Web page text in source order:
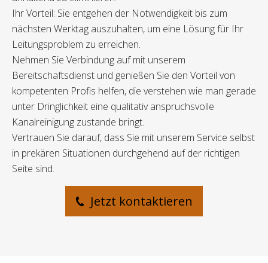
Ihr Vorteil: Sie entgehen der Notwendigkeit bis zum
nächsten Werktag auszuhalten, um eine Lösung für Ihr
Leitungsproblem zu erreichen.
Nehmen Sie Verbindung auf mit unserem
Bereitschaftsdienst und genießen Sie den Vorteil von
kompetenten Profis helfen, die verstehen wie man gerade
unter Dringlichkeit eine qualitativ anspruchsvolle
Kanalreinigung zustande bringt.
Vertrauen Sie darauf, dass Sie mit unserem Service selbst
in prekären Situationen durchgehend auf der richtigen
Seite sind.
Jetzt kontaktieren